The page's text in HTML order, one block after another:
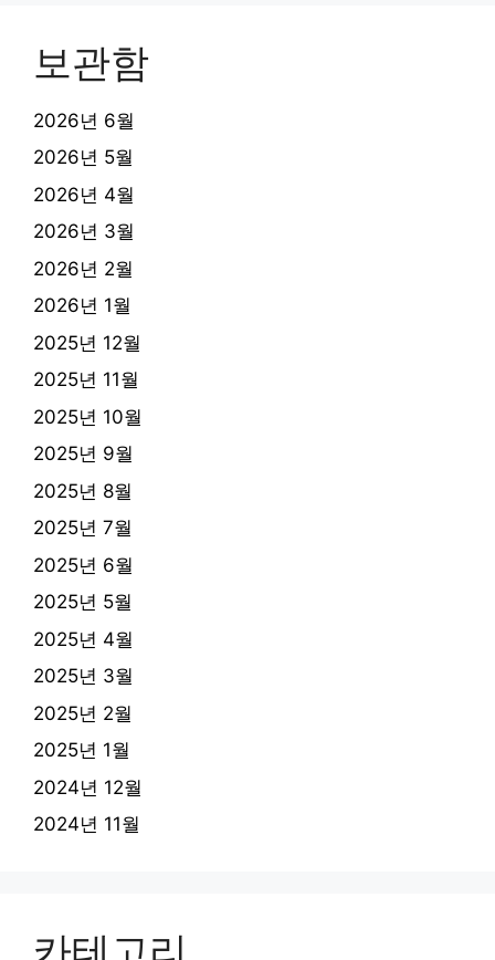
보관함
2026년 6월
2026년 5월
2026년 4월
2026년 3월
2026년 2월
2026년 1월
2025년 12월
2025년 11월
2025년 10월
2025년 9월
2025년 8월
2025년 7월
2025년 6월
2025년 5월
2025년 4월
2025년 3월
2025년 2월
2025년 1월
2024년 12월
2024년 11월
카테고리